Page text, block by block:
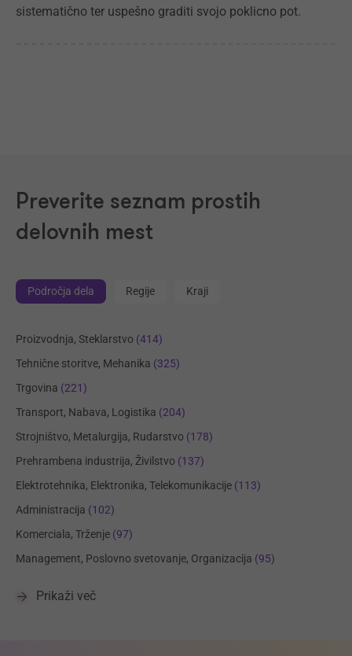
sistematično ter uspešno graditi svojo poklicno pot.
Preverite seznam prostih
delovnih mest
Področja dela Regije Kraji
Proizvodnja, Steklarstvo (414)
Tehnične storitve, Mehanika (325)
Trgovina (221)
Transport, Nabava, Logistika (204)
Strojništvo, Metalurgija, Rudarstvo (178)
Prehrambena industrija, Živilstvo (137)
Elektrotehnika, Elektronika, Telekomunikacije (113)
Administracija (102)
Komerciala, Trženje (97)
Management, Poslovno svetovanje, Organizacija (95)
Prikaži več